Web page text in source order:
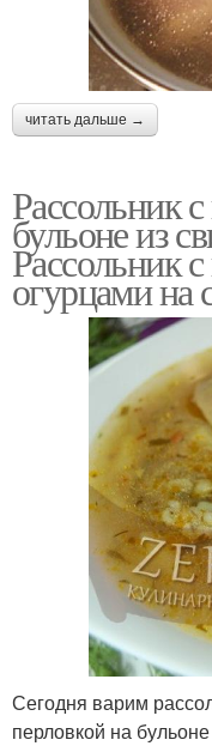
читать дальше →
Рассольник
бульоне из
Рассольник
огурцами
Сегодня варим
перловкой на